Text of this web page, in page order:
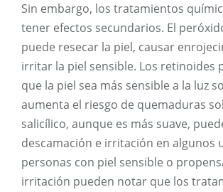
Sin embargo, los tratamientos
tener efectos secundarios. El
puede resecar la piel, causar
irritar la piel sensible. Los retinoides
que la piel sea más sensible a la luz
aumenta el riesgo de quemaduras
salicílico, aunque es más suave,
descamación e irritación en algunos
personas con piel sensible o
irritación pueden notar que los